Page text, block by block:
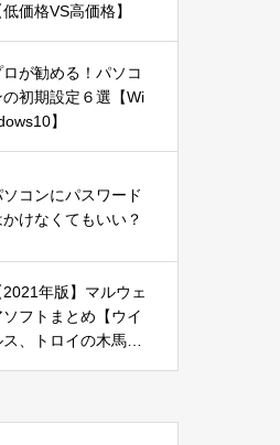
低価格VS高価格】
ロが勧める！パソコ
の初期設定６選【Wi
】
ソコンにパスワード
かけなくてもいい？
2021年版】マルウェ
ソフトまとめ【ウイ
ス、トロイの木馬、